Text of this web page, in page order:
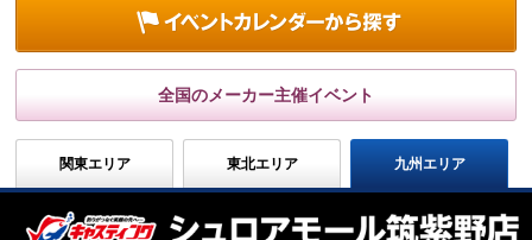
全国のメーカー主催イベント
関東エリア 東北エリア 九州エリア